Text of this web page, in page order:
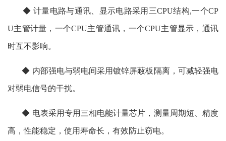
◆ 计量电路与通讯、显示电路采用三CPU结构,一个CP
U主管计量，一个CPU主管通讯，一个CPU主管显示，通讯
时互不影响。
◆ 内部强电与弱电间采用镀锌屏蔽板隔离，可减轻强电
对弱电信号的干扰。
◆ 电表采用专用三相电能计量芯片，测量周期短、精度
高，性能稳定，使用寿命长，有效防止窃电。